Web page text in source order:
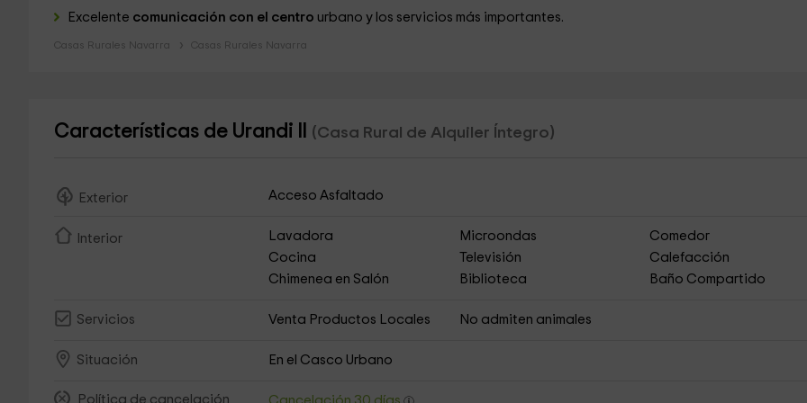
Excelente comunicación con el centro urbano y los servicios más importantes.
Casas Rurales Navarra Casas Rurales Navarra
Características de Urandi II (Casa Rural de Alquiler Íntegro)
Exterior Acceso Asfaltado
Interior Lavadora Microondas
Comedor
Cocina
Televisión
Calefacción
Chimenea en Salón
Biblioteca Baño Compartido
Servicios Venta Productos Locales No admiten animales
Situación En el Casco Urbano
Política de cancelación